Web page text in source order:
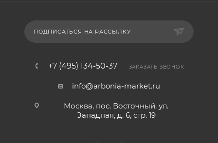
ПОДПИСАТЬСЯ НА РАССЫЛКУ
+7 (495) 134-50-37 ЗАКАЗАТЬ ЗВОНОК
info@arbonia-market.ru
Москва, пос. Восточный, ул.
Западная, д. 6, стр. 19